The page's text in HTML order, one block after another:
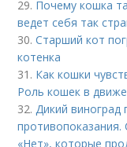
29. Почему кошка
ведет себя так
30.Старший кот
котенка
31. Как кошки
Роль кошек в
32.Дикий виноград
«Нет», которые